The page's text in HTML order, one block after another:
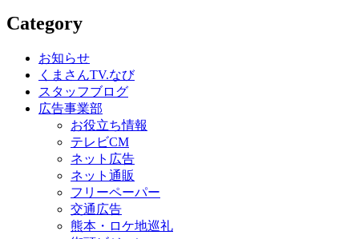
ナ
Category
お知らせ
くまさんTV.なび
スタッフブログ
広告事業部
お役立ち情報
テレビCM
ネット広告
ネット通販
フリーペーパー
交通広告
熊本・ロケ地巡礼